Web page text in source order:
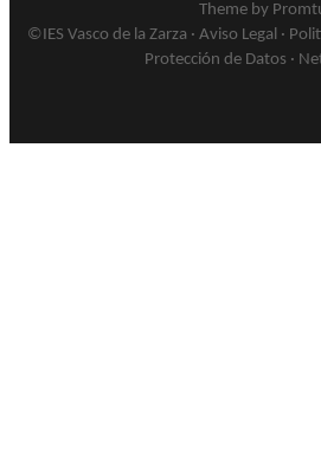
Theme by
©IES Vasco de la Zarza · Aviso Legal·
Protección de Datos ·